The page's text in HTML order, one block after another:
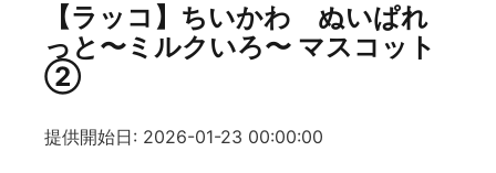
【ラッコ】ちいかわ ぬいぱれ
っと〜ミルクいろ〜 マスコット
②
提供開始日: 2026-01-23 00:00:00